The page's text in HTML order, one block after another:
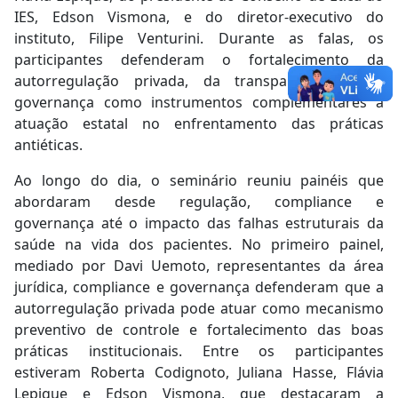
IES, Edson Vismona, e do diretor-executivo do
instituto, Filipe Venturini. Durante as falas, os
participantes defenderam o fortalecimento da
autorregulação privada, da transparência e da
governança como instrumentos complementares à
atuação estatal no enfrentamento das práticas
antiéticas.
Ao longo do dia, o seminário reuniu painéis que
abordaram desde regulação, compliance e
governança até o impacto das falhas estruturais da
saúde na vida dos pacientes. No primeiro painel,
mediado por Davi Uemoto, representantes da área
jurídica, compliance e governança defenderam que a
autorregulação privada pode atuar como mecanismo
preventivo de controle e fortalecimento das boas
práticas institucionais. Entre os participantes
estiveram Roberta Codignoto, Juliana Hasse, Flávia
Lepique e Edson Vismona, que destacaram a